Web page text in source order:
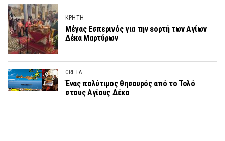
ΚΡΗΤΗ
Μέγας Εσπερινός για την εορτή των Αγίων
Δέκα Μαρτύρων
CRETA
Ένας πολύτιμος θησαυρός από το Τολό
στους Αγίους Δέκα